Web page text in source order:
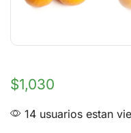
$1,030
14 usuarios estan